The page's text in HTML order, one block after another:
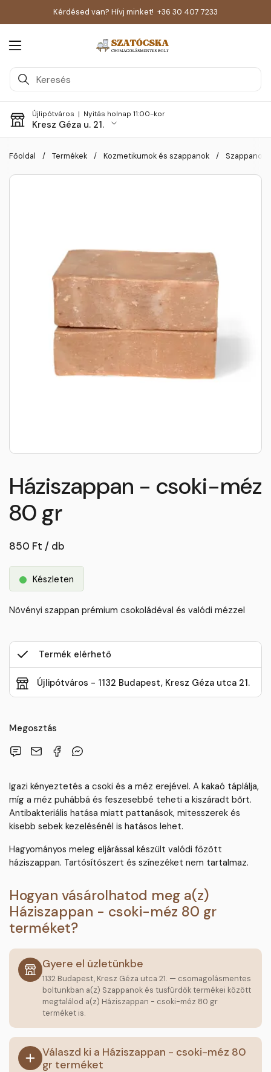
Kérdésed van? Hívj minket! +36 30 407 7233
Menü megnyitása
Újlipótváros | Nyitás holnap 11:00-kor
Kresz Géza u. 21.
Főoldal / Termékek / Kozmetikumok és szappanok / Szappanok
Háziszappan - csoki-méz
80 gr
850 Ft / db
Készleten
Növényi szappan prémium csokoládéval és valódi mézzel
Termék elérhető
Újlipótváros - 1132 Budapest, Kresz Géza utca 21.
Megosztás
Igazi kényeztetés a csoki és a méz erejével. A kakaó táplálja,
míg a méz puhábbá és feszesebbé teheti a kiszáradt bőrt.
Antibakteriális hatása miatt pattanások, mitesszerek és
kisebb sebek kezelésénél is hatásos lehet.
Hagyományos meleg eljárással készült valódi főzött
háziszappan. Tartósítószert és színezéket nem tartalmaz.
Hogyan vásárolhatod meg a(z)
Háziszappan - csoki-méz 80 gr
terméket?
Gyere el üzletünkbe
1132 Budapest, Kresz Géza utca 21. — csomagolásmentes
boltunkban a(z) Szappanok és tusfürdők termékei között
megtalálod a(z) Háziszappan - csoki-méz 80 gr
terméket is.
Válaszd ki a Háziszappan - csoki-méz 80
gr terméket